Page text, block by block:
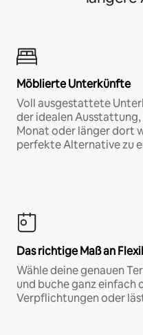
Möblierte Unterkünfte
Voll ausgestattete
der idealen
Monat oder länger dort
perfekte Alternative zu
Das richtige Maß an
Wähle deine genauen
und buche ganz einfach
Verpflichtungen oder